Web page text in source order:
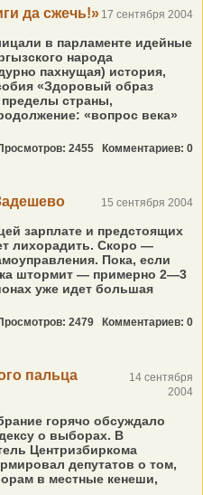
да сжечь!» 17 сентября 2004
в парламенте идейные
народа
пахнущая) история,
«Здоровый образ
страны,
«вопрос века»
2455 Комментариев: 0
15 сентября 2004
зарплате и предстоящих
лихорадить. Скоро —
Пока, если
штормит — примерно 2—3
уже идет большая
2479 Комментариев: 0
пальца
14 сентября
2004
горячо обсуждало
о выборах. В
Центризбиркома
депутатов о том,
в местные кенеши,